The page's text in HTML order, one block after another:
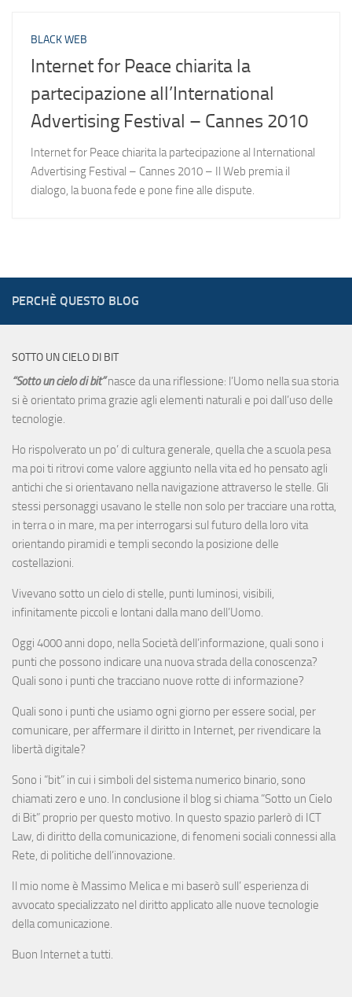
BLACK WEB
Internet for Peace chiarita la
partecipazione all’International
Advertising Festival – Cannes 2010
Internet for Peace chiarita la partecipazione al International
Advertising Festival – Cannes 2010 – Il Web premia il
dialogo, la buona fede e pone fine alle dispute.
PERCHÈ QUESTO BLOG
SOTTO UN CIELO DI BIT
“Sotto un cielo di bit”nasce da una riflessione: l’Uomo nella sua storia
si è orientato prima grazie agli elementi naturali e poi dall’uso delle
tecnologie.
Ho rispolverato un po’ di cultura generale, quella che a scuola pesa
ma poi ti ritrovi come valore aggiunto nella vita ed ho pensato agli
antichi che si orientavano nella navigazione attraverso le stelle. Gli
stessi personaggi usavano le stelle non solo per tracciare una rotta,
in terra o in mare, ma per interrogarsi sul futuro della loro vita
orientando piramidi e templi secondo la posizione delle
costellazioni.
Vivevano sotto un cielo di stelle, punti luminosi, visibili,
infinitamente piccoli e lontani dalla mano dell’Uomo.
Oggi 4000 anni dopo, nella Società dell’informazione, quali sono i
punti che possono indicare una nuova strada della conoscenza?
Quali sono i punti che tracciano nuove rotte di informazione?
Quali sono i punti che usiamo ogni giorno per essere social, per
comunicare, per affermare il diritto in Internet, per rivendicare la
libertà digitale?
Sono i “bit” in cui i simboli del sistema numerico binario, sono
chiamati zero e uno. In conclusione il blog si chiama “Sotto un Cielo
di Bit” proprio per questo motivo. In questo spazio parlerò di ICT
Law, di diritto della comunicazione, di fenomeni sociali connessi alla
Rete, di politiche dell’innovazione.
Il mio nome è Massimo Melica e mi baserò sull’ esperienza di
avvocato specializzato nel diritto applicato alle nuove tecnologie
della comunicazione.
Buon Internet a tutti.